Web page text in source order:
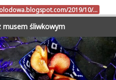
2019/10/…
musem śliwkowym